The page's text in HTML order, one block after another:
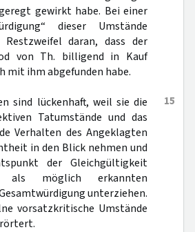
gewirkt habe. Bei einer
dieser Umstände
daran, dass der
von Th. billigend in Kauf
mit ihm abgefunden habe.
15
sind lückenhaft, weil sie die
Tatumstände und das
Verhalten des Angeklagten
in den Blick nehmen und
der Gleichgültigkeit
als möglich erkannten
unterziehen.
vorsatzkritische Umstände